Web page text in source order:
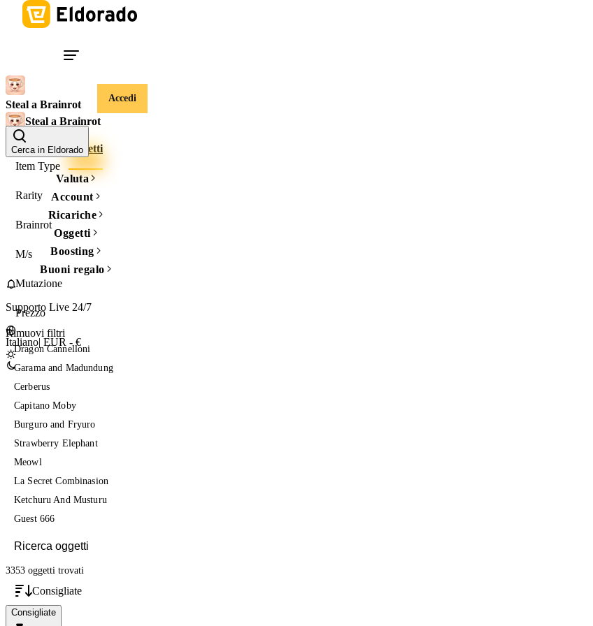
Accedi
Cerca in Eldorado
Valuta
Account
Ricariche
Oggetti
Boosting
Buoni regalo
Supporto Live 24/7
Italiano| EUR - €
Steal a Brainrot
Steal a Brainrot
Account
Oggetti
Item Type
Rarity
Brainrot
M/s
Mutazione
Prezzo
Rimuovi filtri
Dragon Cannelloni
Garama and Madundung
Cerberus
Capitano Moby
Burguro and Fryuro
Strawberry Elephant
Meowl
La Secret Combinasion
Ketchuru And Musturu
Guest 666
3353 oggetti trovati
Consigliate
Consigliate